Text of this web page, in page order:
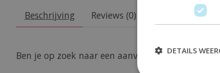
Beschrijving Reviews (0)
Ben je op zoek naar een aanvulling op je
DETAILS